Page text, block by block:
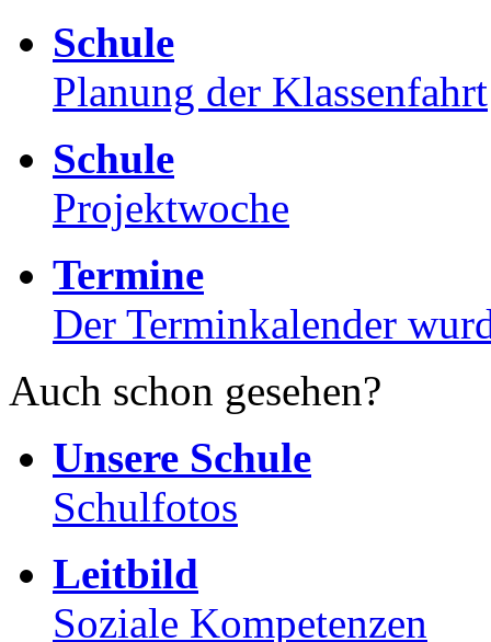
Schule
Planung der Klassenfahrt
Schule
Projektwoche
Termine
Der Terminkalender
Auch schon gesehen?
Unsere Schule
Schulfotos
Leitbild
Soziale Kompetenzen